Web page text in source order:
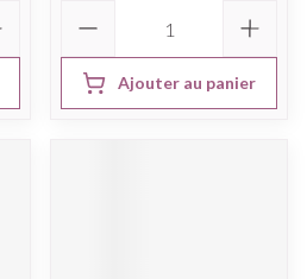
Ajouter au panier